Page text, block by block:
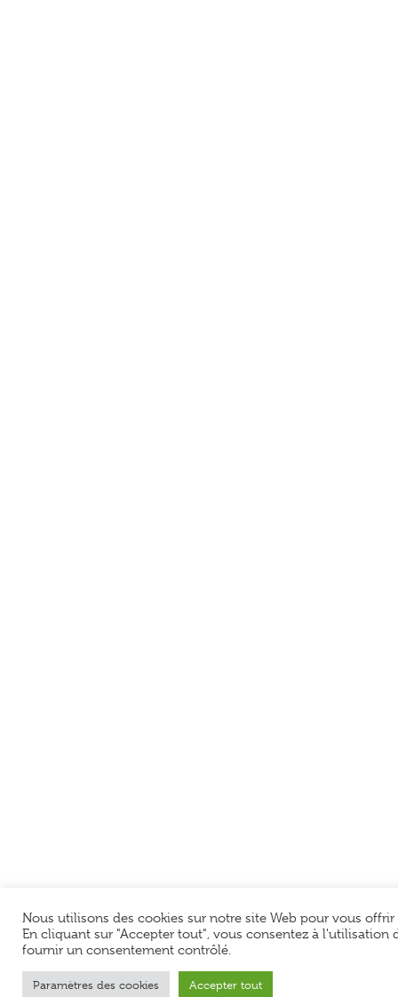
Nous utilisons des cookies sur notre site Web pour vous
En cliquant sur "Accepter tout", vous consentez à l'utilisation
fournir un consentement contrôlé.
Paramètres des cookies Accepter tout